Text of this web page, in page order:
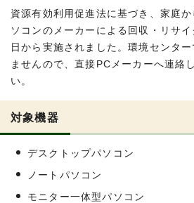
資源有効利用促進法に基づき、家庭
ソコンのメーカーによる回収・リサ
日から実施されました。環境センタ
ませんので、直接PCメーカーへ連絡
い。
対象機器
デスクトップパソコン
ノートパソコン
モニター一体型パソコン